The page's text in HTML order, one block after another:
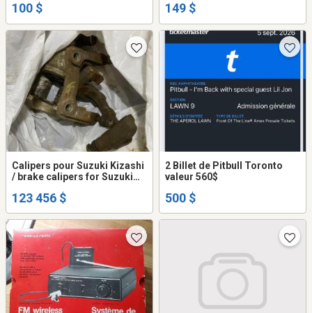
générale
100 $
toute surface aubaine 149$
mit dessus un
149 $
Calipers pour Suzuki Kizashi
/ brake calipers for Suzuki
123 456 $
2 Billet de Pitbull Toronto
valeur 560$
500 $